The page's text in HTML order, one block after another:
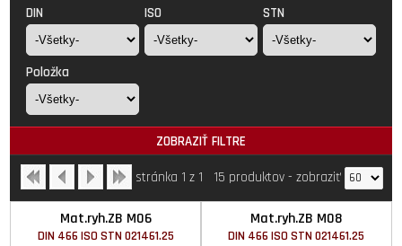
DIN ISO STN
Položka
ZOBRAZIŤ FILTRE
stránka 1 z 1 15 produktov- zobraziť
Mat.ryh.ZB M06
DIN 466 ISO STN 021461.25
Mat.ryh.ZB M08
DIN 466 ISO STN 021461.25